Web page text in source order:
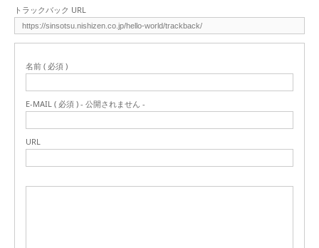
トラックバック URL
名前 ( 必須 )
E-MAIL ( 必須 ) - 公開されません -
URL